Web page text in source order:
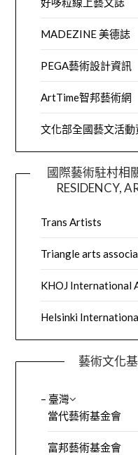
MADEZINE 美德誌
PEGA藝術設計資訊
ArtTime智邦藝術網
文化部全國藝文活動
國際藝術駐村相
RESIDENCY,
Trans Artists
Triangle arts
KHOJ International
Helsinki
藝術文化
– 臺灣
當代藝術基金會
富邦藝術基金會